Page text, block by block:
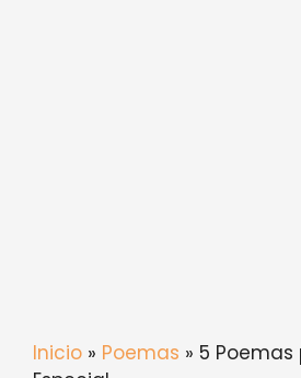
Inicio » Poemas » 5